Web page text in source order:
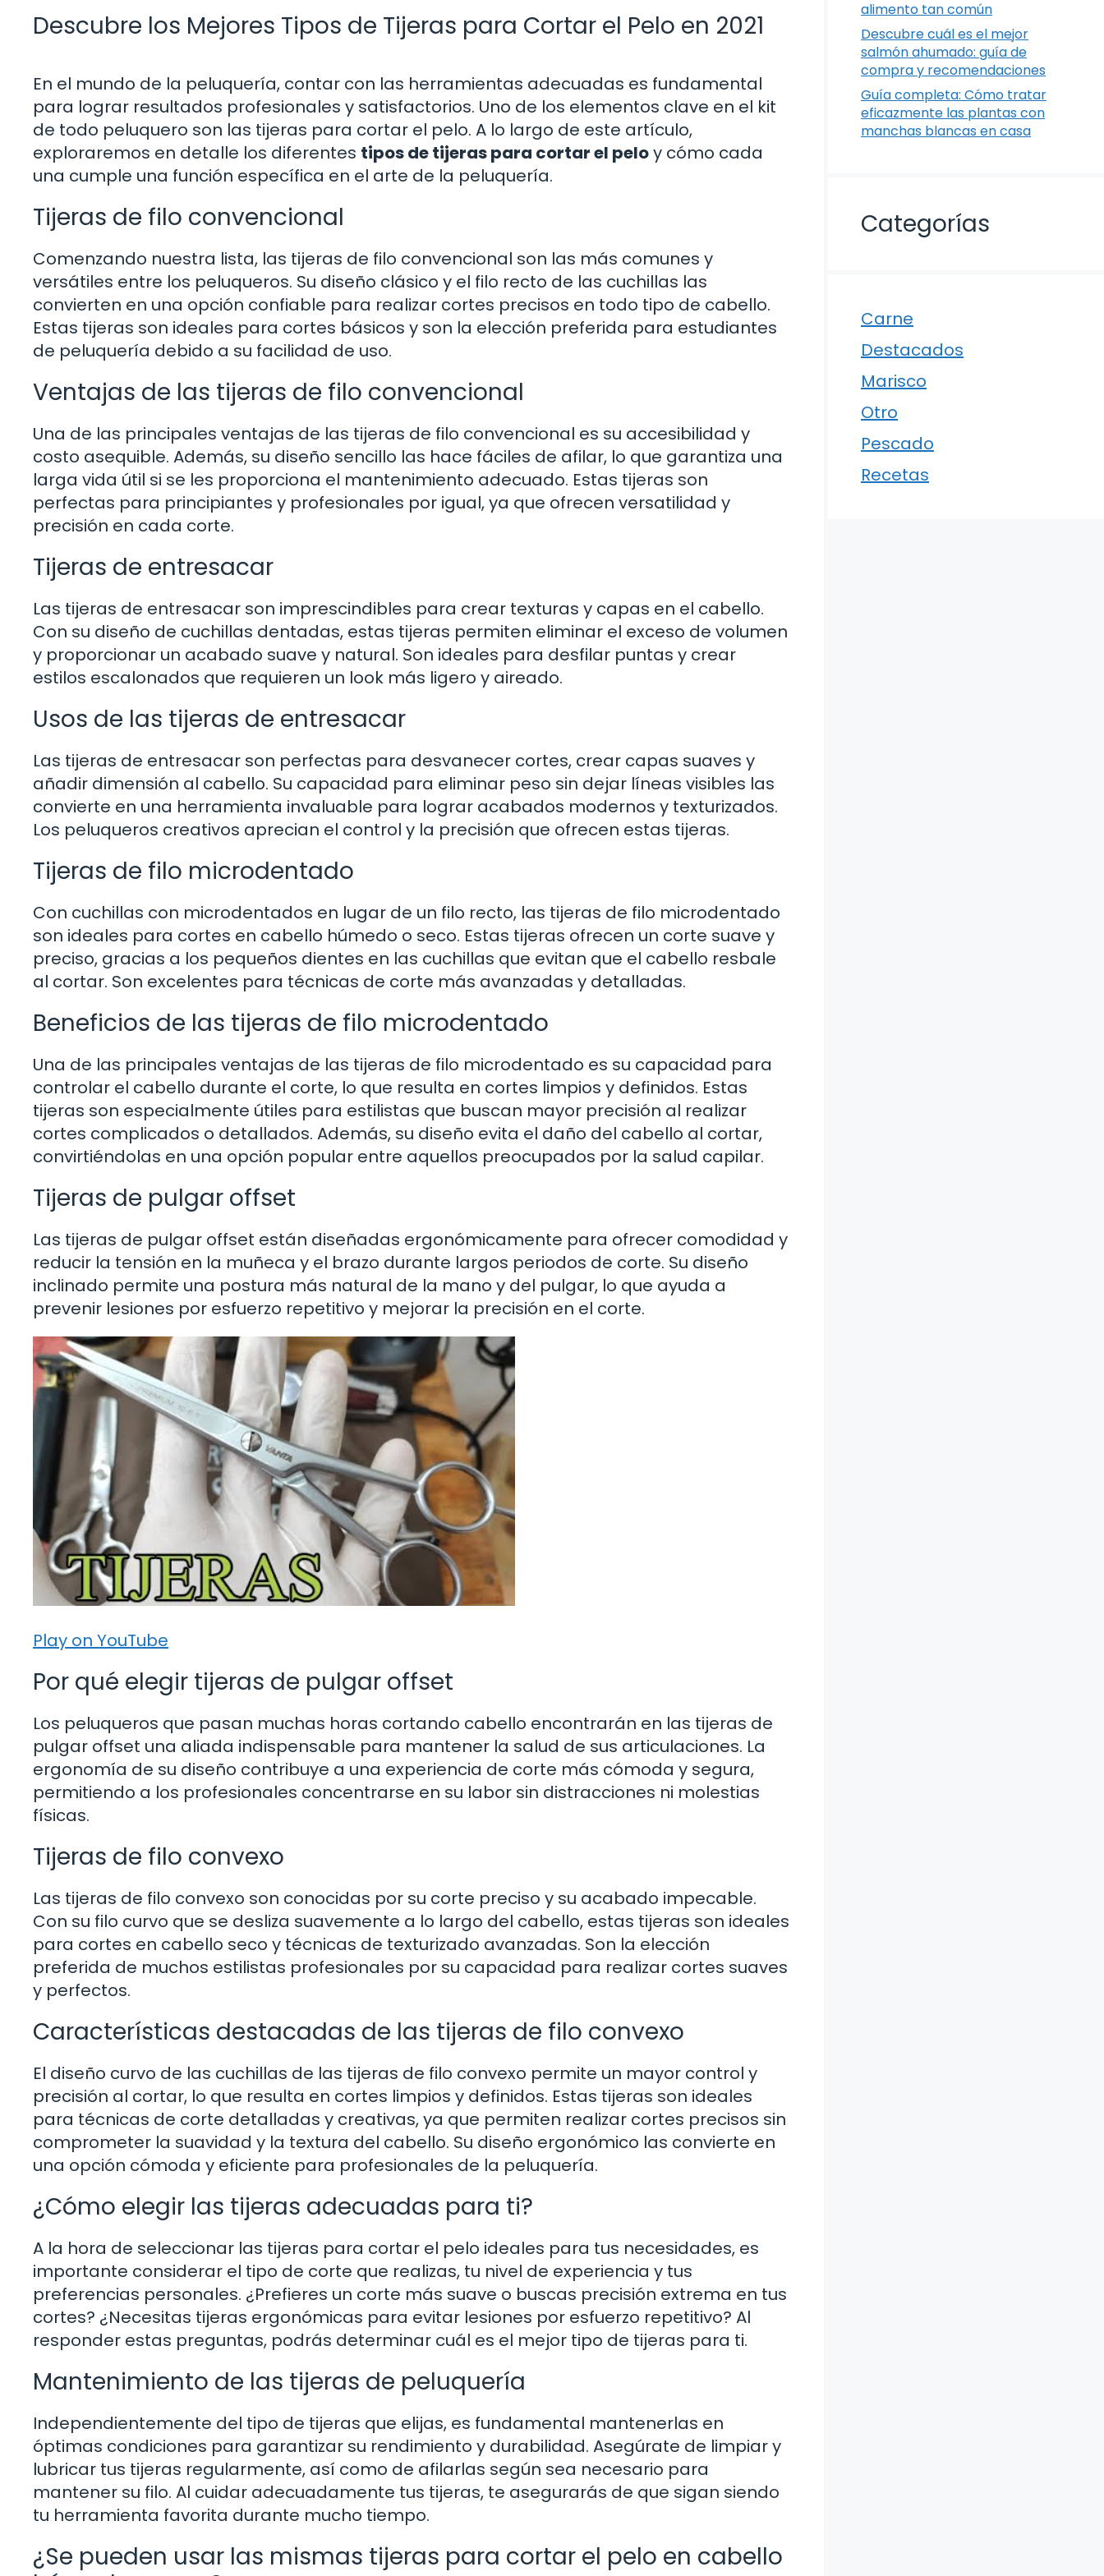
Descubre los Mejores Tipos de Tijeras para Cortar el Pelo en 2021
En el mundo de la peluquería, contar con las herramientas adecuadas es fundamental
para lograr resultados profesionales y satisfactorios. Uno de los elementos clave en el kit
de todo peluquero son las tijeras para cortar el pelo. A lo largo de este artículo,
exploraremos en detalle los diferentes tipos de tijeras para cortar el peloy cómo cada
una cumple una función específica en el arte de la peluquería.
Tijeras de filo convencional
Comenzando nuestra lista, las tijeras de filo convencional son las más comunes y
versátiles entre los peluqueros. Su diseño clásico y el filo recto de las cuchillas las
convierten en una opción confiable para realizar cortes precisos en todo tipo de cabello.
Estas tijeras son ideales para cortes básicos y son la elección preferida para estudiantes
de peluquería debido a su facilidad de uso.
Ventajas de las tijeras de filo convencional
Una de las principales ventajas de las tijeras de filo convencional es su accesibilidad y
costo asequible. Además, su diseño sencillo las hace fáciles de afilar, lo que garantiza una
larga vida útil si se les proporciona el mantenimiento adecuado. Estas tijeras son
perfectas para principiantes y profesionales por igual, ya que ofrecen versatilidad y
precisión en cada corte.
Tijeras de entresacar
Las tijeras de entresacar son imprescindibles para crear texturas y capas en el cabello.
Con su diseño de cuchillas dentadas, estas tijeras permiten eliminar el exceso de volumen
y proporcionar un acabado suave y natural. Son ideales para desfilar puntas y crear
estilos escalonados que requieren un look más ligero y aireado.
Usos de las tijeras de entresacar
Las tijeras de entresacar son perfectas para desvanecer cortes, crear capas suaves y
añadir dimensión al cabello. Su capacidad para eliminar peso sin dejar líneas visibles las
convierte en una herramienta invaluable para lograr acabados modernos y texturizados.
Los peluqueros creativos aprecian el control y la precisión que ofrecen estas tijeras.
Tijeras de filo microdentado
Con cuchillas con microdentados en lugar de un filo recto, las tijeras de filo microdentado
son ideales para cortes en cabello húmedo o seco. Estas tijeras ofrecen un corte suave y
preciso, gracias a los pequeños dientes en las cuchillas que evitan que el cabello resbale
al cortar. Son excelentes para técnicas de corte más avanzadas y detalladas.
Beneficios de las tijeras de filo microdentado
Una de las principales ventajas de las tijeras de filo microdentado es su capacidad para
controlar el cabello durante el corte, lo que resulta en cortes limpios y definidos. Estas
tijeras son especialmente útiles para estilistas que buscan mayor precisión al realizar
cortes complicados o detallados. Además, su diseño evita el daño del cabello al cortar,
convirtiéndolas en una opción popular entre aquellos preocupados por la salud capilar.
Tijeras de pulgar offset
Las tijeras de pulgar offset están diseñadas ergonómicamente para ofrecer comodidad y
reducir la tensión en la muñeca y el brazo durante largos periodos de corte. Su diseño
inclinado permite una postura más natural de la mano y del pulgar, lo que ayuda a
prevenir lesiones por esfuerzo repetitivo y mejorar la precisión en el corte.
Play on YouTube
Por qué elegir tijeras de pulgar offset
Los peluqueros que pasan muchas horas cortando cabello encontrarán en las tijeras de
pulgar offset una aliada indispensable para mantener la salud de sus articulaciones. La
ergonomía de su diseño contribuye a una experiencia de corte más cómoda y segura,
permitiendo a los profesionales concentrarse en su labor sin distracciones ni molestias
físicas.
Tijeras de filo convexo
Las tijeras de filo convexo son conocidas por su corte preciso y su acabado impecable.
Con su filo curvo que se desliza suavemente a lo largo del cabello, estas tijeras son ideales
para cortes en cabello seco y técnicas de texturizado avanzadas. Son la elección
preferida de muchos estilistas profesionales por su capacidad para realizar cortes suaves
y perfectos.
Características destacadas de las tijeras de filo convexo
El diseño curvo de las cuchillas de las tijeras de filo convexo permite un mayor control y
precisión al cortar, lo que resulta en cortes limpios y definidos. Estas tijeras son ideales
para técnicas de corte detalladas y creativas, ya que permiten realizar cortes precisos sin
comprometer la suavidad y la textura del cabello. Su diseño ergonómico las convierte en
una opción cómoda y eficiente para profesionales de la peluquería.
¿Cómo elegir las tijeras adecuadas para ti?
A la hora de seleccionar las tijeras para cortar el pelo ideales para tus necesidades, es
importante considerar el tipo de corte que realizas, tu nivel de experiencia y tus
preferencias personales. ¿Prefieres un corte más suave o buscas precisión extrema en tus
cortes? ¿Necesitas tijeras ergonómicas para evitar lesiones por esfuerzo repetitivo? Al
responder estas preguntas, podrás determinar cuál es el mejor tipo de tijeras para ti.
Mantenimiento de las tijeras de peluquería
Independientemente del tipo de tijeras que elijas, es fundamental mantenerlas en
óptimas condiciones para garantizar su rendimiento y durabilidad. Asegúrate de limpiar y
lubricar tus tijeras regularmente, así como de afilarlas según sea necesario para
mantener su filo. Al cuidar adecuadamente tus tijeras, te asegurarás de que sigan siendo
tu herramienta favorita durante mucho tiempo.
¿Se pueden usar las mismas tijeras para cortar el pelo en cabello
alimento tan común
Descubre cuál es el mejor
salmón ahumado: guía de
compra y recomendaciones
Guía completa: Cómo tratar
eficazmente las plantas con
manchas blancas en casa
Categorías
Carne
Destacados
Marisco
Otro
Pescado
Recetas